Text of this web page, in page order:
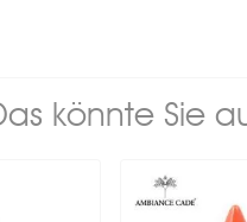
könnte Sie